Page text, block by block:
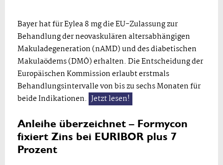
Bayer hat für Eylea 8 mg die EU-Zulassung zur
Behandlung der neovaskulären altersabhängigen
Makuladegeneration (nAMD) und des diabetischen
Makulaödems (DMÖ) erhalten. Die Entscheidung der
Europäischen Kommission erlaubt erstmals
Behandlungsintervalle von bis zu sechs Monaten für
beide Indikationen. Jetzt lesen!
Anleihe überzeichnet – Formycon
fixiert Zins bei EURIBOR plus 7
Prozent